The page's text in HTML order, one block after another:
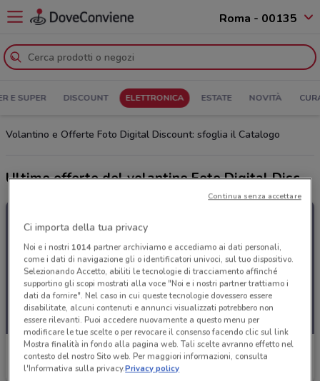
Roma - 00135
E SUPER DISCOUNT ELETTRONICA ESTATE NOVITÀ
Volantino e Offerte Foto Digital Discount: sfoglia il Catalogo
Ultime offerte del volantino Foto Digital Discount
Foto Digital Discount
Scade il 31/08
Ci importa della tua privacy
Noi e i nostri 1014partner archiviamo e accediamo ai dati personali,
come i dati di navigazione gli o identificatori univoci, sul tuo dispositivo.
Selezionando Accetto, abiliti le tecnologie di tracciamento affinché
supportino gli scopi mostrati alla voce "Noi e i nostri partner trattiamo i
dati da fornire". Nel caso in cui queste tecnologie dovessero essere
disabilitate, alcuni contenuti e annunci visualizzati potrebbero non
essere rilevanti. Puoi accedere nuovamente a questo menu per
modificare le tue scelte o per revocare il consenso facendo clic sul link
Mostra finalità in fondo alla pagina web. Tali scelte avranno effetto nel
contesto del nostro Sito web. Per maggiori informazioni, consulta
l'Informativa sulla privacy.Privacy policy
Continua senza accettare